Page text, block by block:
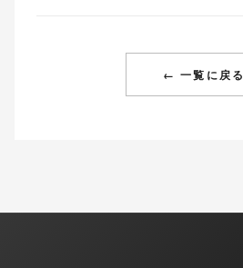
← 一覧に戻る